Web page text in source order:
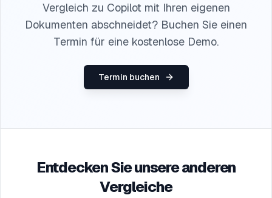
Vergleich zu Copilot mit Ihren eigenen
Dokumenten abschneidet? Buchen Sie einen
Termin für eine kostenlose Demo.
Termin buchen
Entdecken Sie unsere anderen
Vergleiche